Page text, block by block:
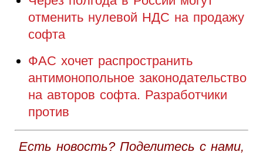
отменить нулевой НДС на продажу
софта
ФАС хочет распространить
антимонопольное законодательство
на авторов софта. Разработчики
против
Есть новость? Поделитесь с нами,